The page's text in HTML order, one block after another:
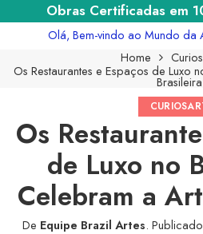
Obras Certificadas em
Olá, Bem-vindo ao Mundo da
Home
Os Restaurantes e Espaços de Luxo
Brasileira
Os
de Luxo no
Celebram a
De Equipe Brazil Artes.